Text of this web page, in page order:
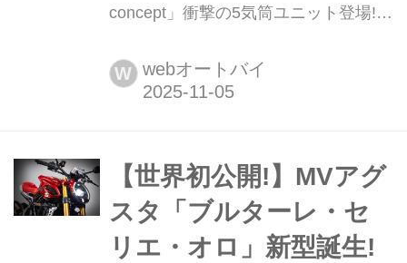
concept」衝撃の5気筒ユニット登場!
EICMA2025(ミラノショー)のMVアグ
スタブースでひっそり公開された1基
だけが発表され、詳細は不明なもの
の、実はこのエンジン、とんでもない
ハイメカニズムの意欲作なのだ! とい
うことで、実機を見ながらあ...
W webオートバイ
【世界初公開!】MVアグ
スタ「ブルターレ・セ
リエ・オロ」新型誕生!